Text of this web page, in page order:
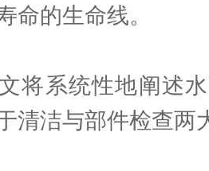
命的生命线。
系统性地阐述水
清洁与部件检查两